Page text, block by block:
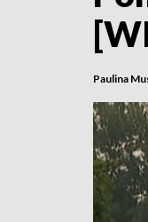
Paulina